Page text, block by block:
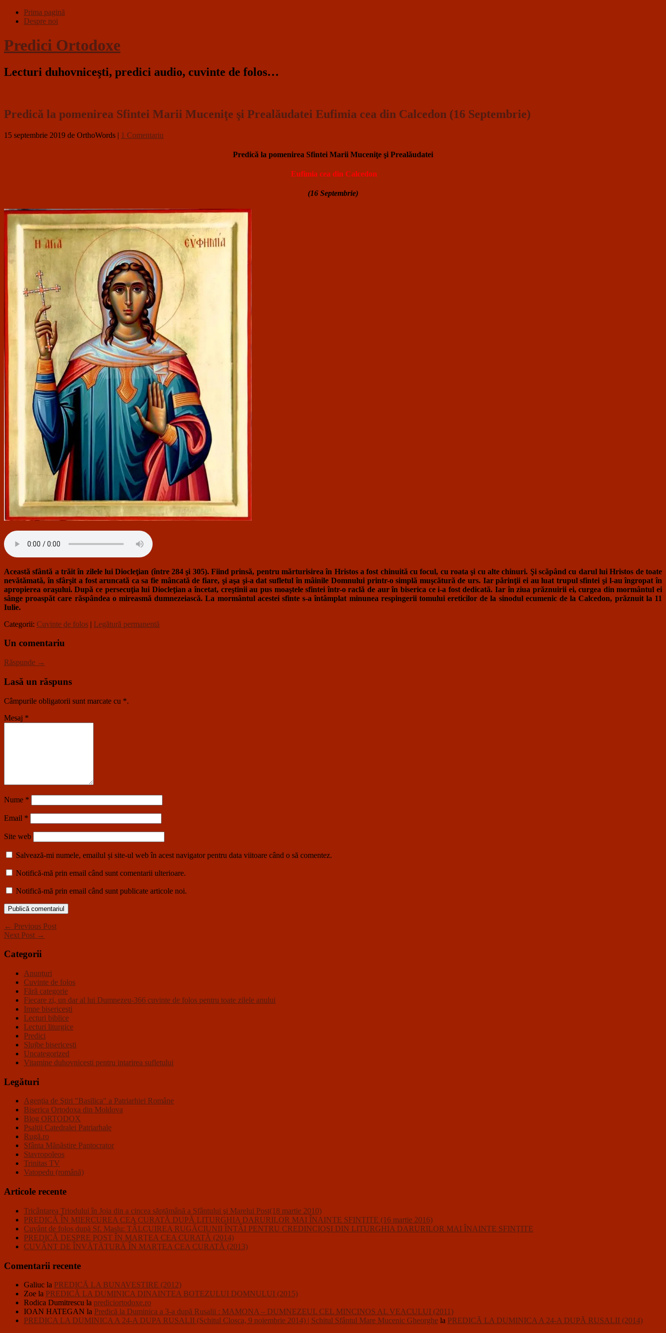
Prima pagină
Despre noi
Predici Ortodoxe
Lecturi duhovniceşti, predici audio, cuvinte de folos…
Predică la pomenirea Sfintei Marii Muceniţe şi Prealăudatei Eufimia cea din Calcedon (16 Septembrie)
15 septembrie 2019 de OrthoWords | 1 Comentariu
Predică la pomenirea Sfintei Marii Muceniţe şi Prealăudatei
Eufimia cea din Calcedon
(16 Septembrie)
Această sfântă a trăit în zilele lui Diocleţian (între 284 şi 305). Fiind prinsă, pentru mărturisirea în Hristos a fost chinuită cu focul, cu roata şi cu alte chinuri. Şi scăpând cu darul lui Hristos de toate
nevătămată, în sfârşit a fost aruncată ca sa fie mâncată de fiare, şi aşa şi-a dat sufletul în mâinile Domnului printr-o simplă muşcătură de urs. Iar părinţii ei au luat trupul sfintei şi l-au îngropat în
apropierea oraşului. După ce persecuţia lui Diocleţian a încetat, creştinii au pus moaştele sfintei într-o raclă de aur în biserica ce i-a fost dedicată. Iar în ziua prăznuirii ei, curgea din mormântul ei
sânge proaspăt care răspândea o mireasmă dumnezeiască. La mormântul acestei sfinte s-a întâmplat minunea respingerii tomului ereticilor de la sinodul ecumenic de la Calcedon, prăznuit la 11
Iulie.
Categorii: Cuvinte de folos | Legătură permanentă
Un comentariu
Răspunde →
Lasă un răspuns
Câmpurile obligatorii sunt marcate cu *.
Mesaj *
Nume *
Email *
Site web
Salvează-mi numele, emailul și site-ul web în acest navigator pentru data viitoare când o să comentez.
Notifică-mă prin email când sunt comentarii ulterioare.
Notifică-mă prin email când sunt publicate articole noi.
← Previous Post
Next Post →
Categorii
Anunţuri
Cuvinte de folos
Fără categorie
Fiecare zi, un dar al lui Dumnezeu-366 cuvinte de folos pentru toate zilele anului
Imne bisericeşti
Lecturi biblice
Lecturi liturgice
Predici
Slujbe bisericeşti
Uncategorized
Vitamine duhovnicesti pentru intarirea sufletului
Legături
Agenţia de Ştiri "Basilica" a Patriarhiei Române
Biserica Ortodoxa din Moldova
Blog ORTODOX
Psalţii Catedralei Patriarhale
Rugă.ro
Sfânta Mănăstire Pantocrator
Stavropoleos
Trinitas TV
Vatopedu (română)
Articole recente
Tricântarea Triodului în Joia din a cincea săptămână a Sfântului şi Marelui Post(18 martie 2010)
PREDICĂ ÎN MIERCUREA CEA CURATĂ DUPĂ LITURGHIA DARURILOR MAI ÎNAINTE SFINŢITE (16 martie 2016)
Cuvânt de folos după Sf. Maslu: TÂLCUIREA RUGĂCIUNII ÎNTÂI PENTRU CREDINCIOŞI DIN LITURGHIA DARURILOR MAI ÎNAINTE SFINŢITE
PREDICĂ DESPRE POST ÎN MARŢEA CEA CURATĂ (2014)
CUVÂNT DE ÎNVĂŢĂTURĂ ÎN MARŢEA CEA CURATĂ (2013)
Comentarii recente
Galiuc la PREDICĂ LA BUNAVESTIRE (2012)
Zoe la PREDICĂ LA DUMINICA DINAINTEA BOTEZULUI DOMNULUI (2015)
Rodica Dumitrescu la prediciortodoxe.ro
IOAN HATEGAN la Predică la Duminica a 3-a după Rusalii : MAMONA – DUMNEZEUL CEL MINCINOS AL VEACULUI (2011)
PREDICA LA DUMINICA A 24-A DUPA RUSALII (Schitul Closca, 9 noiembrie 2014) | Schitul Sfântul Mare Mucenic Gheorghe la PREDICĂ LA DUMINICA A 24-A DUPĂ RUSALII (2014)